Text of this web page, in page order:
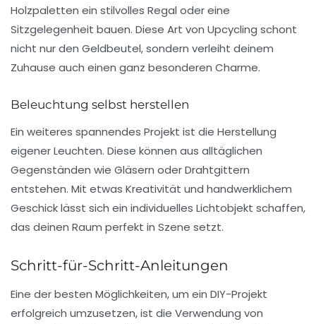
Holzpaletten ein stilvolles Regal oder eine
Sitzgelegenheit bauen. Diese Art von Upcycling schont
nicht nur den Geldbeutel, sondern verleiht deinem
Zuhause auch einen ganz besonderen Charme.
Beleuchtung selbst herstellen
Ein weiteres spannendes Projekt ist die Herstellung
eigenerLeuchten. Diese können aus alltäglichen
Gegenständen wie Gläsern oder Drahtgittern
entstehen. Mit etwas Kreativität und handwerklichem
Geschick lässt sich ein individuelles Lichtobjekt schaffen,
das deinen Raum perfekt in Szene setzt.
Schritt-für-Schritt-Anleitungen
Eine der besten Möglichkeiten, um ein DIY-Projekt
erfolgreich umzusetzen, ist die Verwendung von